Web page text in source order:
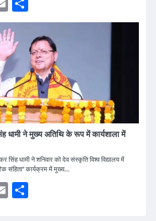
Email
धामी ने मुख्य अतिथि के रूप में कार्यशाला में
सिंह धामी ने शनिवार को देव संस्कृति विश्व विद्यालय में
संहिता‘‘ कार्यक्रम में मुख्य…
Email